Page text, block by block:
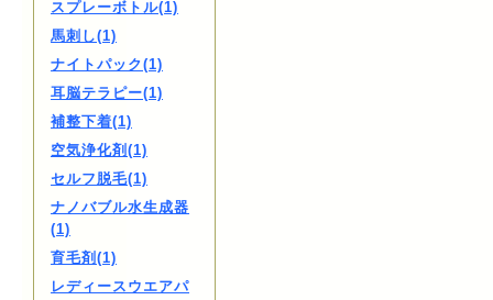
スプレーボトル(1)
馬刺し(1)
ナイトパック(1)
耳脳テラピー(1)
補整下着(1)
空気浄化剤(1)
セルフ脱毛(1)
ナノバブル水生成器
(1)
育毛剤(1)
レディースウエアパ